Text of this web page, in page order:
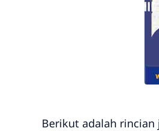
Berikut adalah